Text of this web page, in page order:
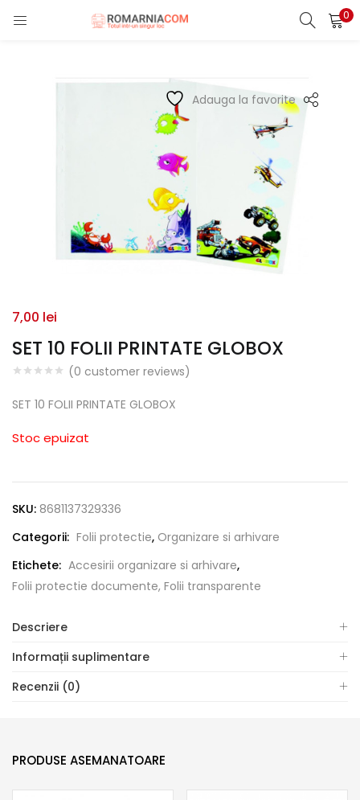
0
LOGIN REGISTER
Enter your username and password to login.
Lost password?
Adauga la favorite
SET 10 FOLII PRINTATE GLOBOX
(0 customer reviews)
7,00 lei
SET 10 FOLII PRINTATE GLOBOX
Stoc epuizat
SKU: 8681137329336
Categorii: Folii protectie, Organizare si arhivare
Etichete: Accesirii organizare si arhivare,
Folii protectie documente, Folii transparente
Descriere
Informații suplimentare
Recenzii (0)
PRODUSE ASEMANATOARE